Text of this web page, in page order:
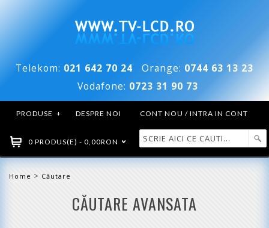
Telekom: 021 642 70 24 Orange: 0744 63 13 23
Vodafone: 0723 31 90 73
PRODUSE + DESPRE NOI CONT NOU / INTRA IN CONT
0 PRODUS(E) - 0,00RON
Home > Căutare
CĂUTARE AVANSATA